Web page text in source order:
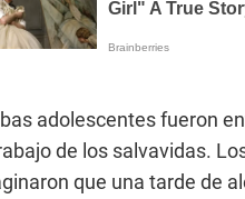
adolescentes fueron
de los salvavidas.
que una tarde de